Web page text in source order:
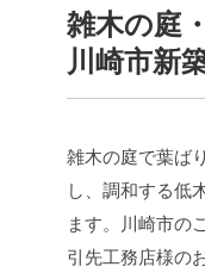
雑木の庭
川崎市新
雑木の庭で葉ば
し、調和する低
ます。川崎市の
引先工務店様の